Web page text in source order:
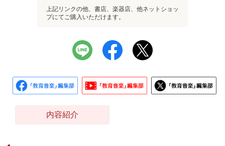
上記リンクの他、書店、楽器店、他ネットショッ
プにてご購入いただけます。
内容紹介